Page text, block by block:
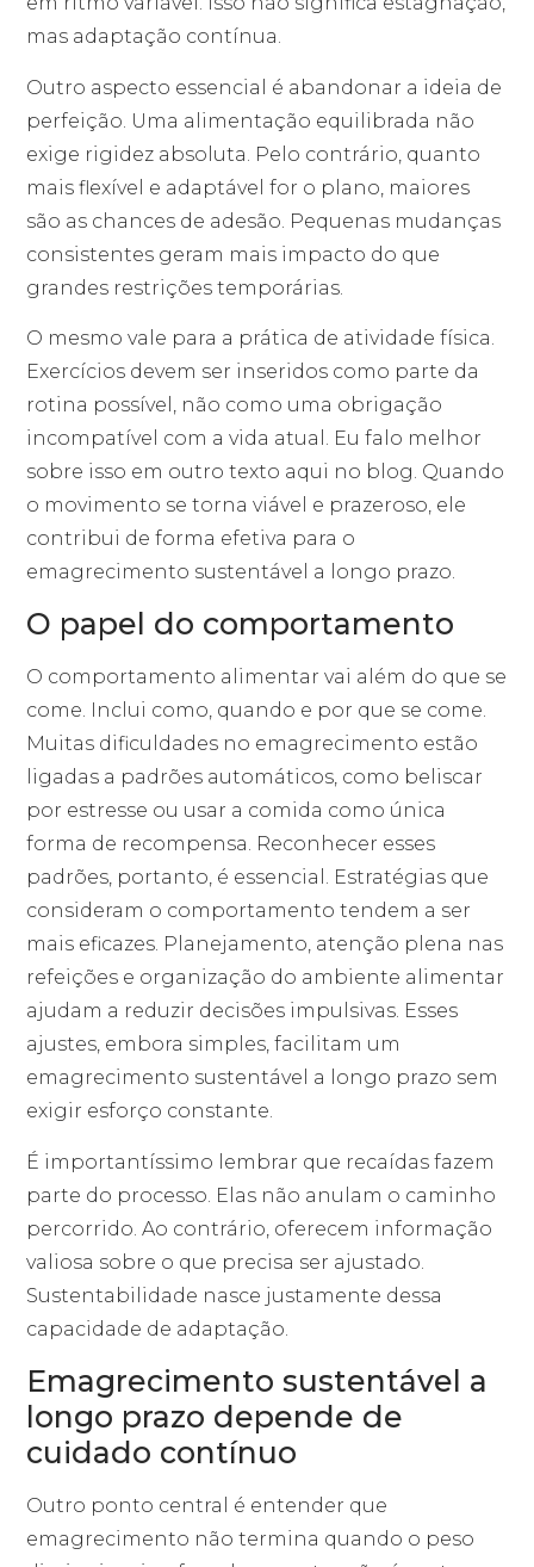
mas adaptação contínua.
Outro aspecto essencial é abandonar a ideia de
perfeição. Uma alimentação equilibrada não
exige rigidez absoluta. Pelo contrário, quanto
mais flexível e adaptável for o plano, maiores
são as chances de adesão. Pequenas mudanças
consistentes geram mais impacto do que
grandes restrições temporárias.
O mesmo vale para a prática de atividade física.
Exercícios devem ser inseridos como parte da
rotina possível, não como uma obrigação
incompatível com a vida atual. Eu falo melhor
sobre isso em outro texto aqui no blog. Quando
o movimento se torna viável e prazeroso, ele
contribui de forma efetiva para o
emagrecimento sustentável a longo prazo.
O papel do comportamento
O comportamento alimentar vai além do que se
come. Inclui como, quando e por que se come.
Muitas dificuldades no emagrecimento estão
ligadas a padrões automáticos, como beliscar
por estresse ou usar a comida como única
forma de recompensa. Reconhecer esses
padrões, portanto, é essencial. Estratégias que
consideram o comportamento tendem a ser
mais eficazes. Planejamento, atenção plena nas
refeições e organização do ambiente alimentar
ajudam a reduzir decisões impulsivas. Esses
ajustes, embora simples, facilitam um
emagrecimento sustentável a longo prazo sem
exigir esforço constante.
É importantíssimo lembrar que recaídas fazem
parte do processo. Elas não anulam o caminho
percorrido. Ao contrário, oferecem informação
valiosa sobre o que precisa ser ajustado.
Sustentabilidade nasce justamente dessa
capacidade de adaptação.
Emagrecimento sustentável a
longo prazo depende de
cuidado contínuo
Outro ponto central é entender que
emagrecimento não termina quando o peso